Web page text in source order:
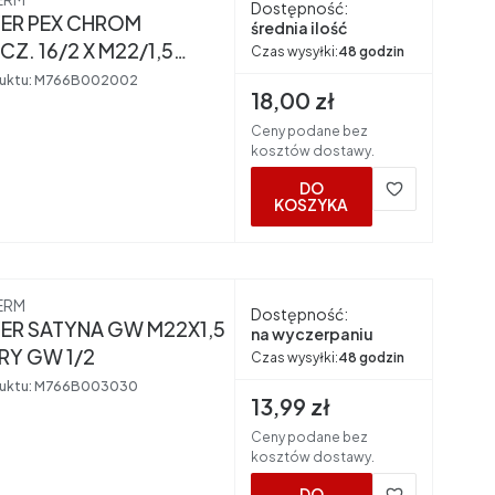
PEX CHROM
16/2 X M22/1,5
M766B002002
Dostępność:
średnia ilość
Czas wysyłki:48 godzin
Cena brutto
18,00 zł
Ceny podane bez
kosztów dostawy.
DO
KOSZYKA
SATYNA GW M22X1,5
GW 1/2
M766B003030
Dostępność:
na wyczerpaniu
Czas wysyłki:48 godzin
Cena brutto
13,99 zł
Ceny podane bez
kosztów dostawy.